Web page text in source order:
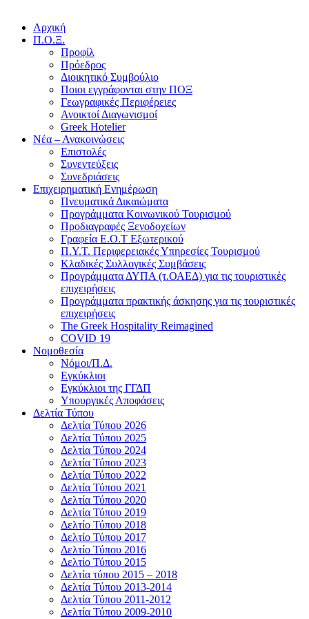
Αρχική
Π.Ο.Ξ.
Προφίλ
Πρόεδρος
Διοικητικό Συμβούλιο
Ποιοι εγγράφονται στην ΠΟΞ
Γεωγραφικές Περιφέρειες
Ανοικτοί Διαγωνισμoί
Greek Hotelier
Νέα – Ανακοινώσεις
Επιστολές
Συνεντεύξεις
Συνεδριάσεις
Επιχειρηματική Ενημέρωση
Πνευματικά Δικαιώματα
Προγράμματα Κοινωνικού Τουρισμού
Προδιαγραφές Ξενοδοχείων
Γραφεία Ε.Ο.Τ Εξωτερικού
Π.Υ.Τ. Περιφερειακές Υπηρεσίες Τουρισμού
Κλαδικές Συλλογικές Συμβάσεις
Προγράμματα ΔΥΠΑ (τ.ΟΑΕΔ) για τις τουριστικές
επιχειρήσεις
Προγράμματα πρακτικής άσκησης για τις τουριστικές
επιχειρήσεις
The Greek Hospitality Reimagined
COVID 19
Νομοθεσία
Νόμοι/Π.Δ.
Εγκύκλιοι
Εγκύκλιοι της ΓΓΔΠ
Υπουργικές Αποφάσεις
Δελτία Τύπου
Δελτία Τύπου 2026
Δελτία Τύπου 2025
Δελτία Τύπου 2024
Δελτία Τύπου 2023
Δελτία Τύπου 2022
Δελτία Τύπου 2021
Δελτία Τύπου 2020
Δελτία Τύπου 2019
Δελτίο Τύπου 2018
Δελτίο Τύπου 2017
Δελτίο Τύπου 2016
Δελτίο Τύπου 2015
Δελτία τύπου 2015 – 2018
Δελτία Τύπου 2013-2014
Δελτία Τύπου 2011-2012
Δελτία Τύπου 2009-2010